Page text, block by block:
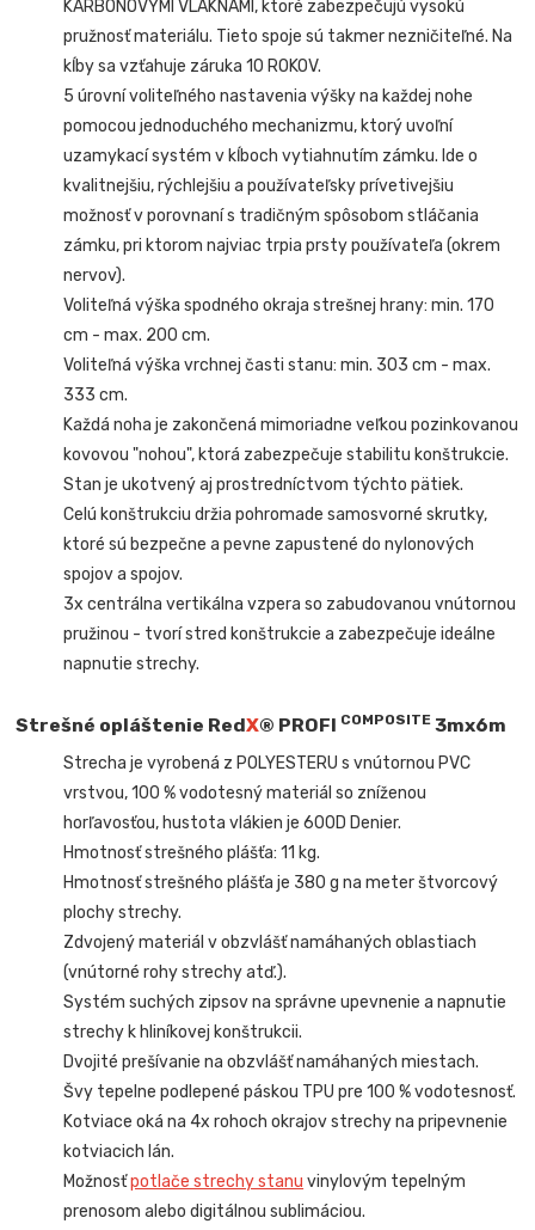
KARBÓNOVÝMI VLÁKNAMI, ktoré zabezpečujú vysokú
pružnosť materiálu. Tieto spoje sú takmer nezničiteľné. Na
kĺby sa vzťahuje záruka 10 ROKOV.
5 úrovní voliteľného nastavenia výšky na každej nohe
pomocou jednoduchého mechanizmu, ktorý uvoľní
uzamykací systém v kĺboch vytiahnutím zámku. Ide o
kvalitnejšiu, rýchlejšiu a používateľsky prívetivejšiu
možnosť v porovnaní s tradičným spôsobom stláčania
zámku, pri ktorom najviac trpia prsty používateľa (okrem
nervov).
Voliteľná výška spodného okraja strešnej hrany: min. 170
cm - max. 200 cm.
Voliteľná výška vrchnej časti stanu: min. 303 cm - max.
333 cm.
Každá noha je zakončená mimoriadne veľkou pozinkovanou
kovovou "nohou", ktorá zabezpečuje stabilitu konštrukcie.
Stan je ukotvený aj prostredníctvom týchto pätiek.
Celú konštrukciu držia pohromade samosvorné skrutky,
ktoré sú bezpečne a pevne zapustené do nylonových
spojov a spojov.
3x centrálna vertikálna vzpera so zabudovanou vnútornou
pružinou - tvorí stred konštrukcie a zabezpečuje ideálne
napnutie strechy.
Strešné opláštenie RedX® PROFI COMPOSITE 3mx6m
Strecha je vyrobená z POLYESTERU s vnútornou PVC
vrstvou, 100 % vodotesný materiál so zníženou
horľavosťou, hustota vlákien je 600D Denier.
Hmotnosť strešného plášťa: 11 kg.
Hmotnosť strešného plášťa je 380 g na meter štvorcový
plochy strechy.
Zdvojený materiál v obzvlášť namáhaných oblastiach
(vnútorné rohy strechy atď.).
Systém suchých zipsov na správne upevnenie a napnutie
strechy k hliníkovej konštrukcii.
Dvojité prešívanie na obzvlášť namáhaných miestach.
Švy tepelne podlepené páskou TPU pre 100 % vodotesnosť.
Kotviace oká na 4x rohoch okrajov strechy na pripevnenie
kotviacich lán.
Možnosťpotlače strechy stanu vinylovým tepelným
prenosom alebo digitálnou sublimáciou.